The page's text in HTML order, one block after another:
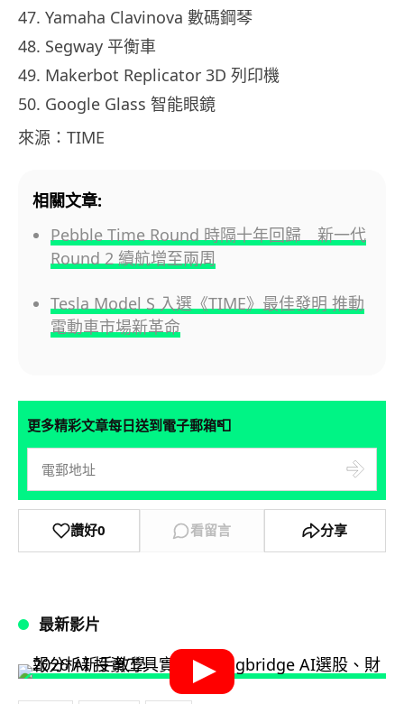
47. Yamaha Clavinova 數碼鋼琴
48. Segway 平衡車
49. Makerbot Replicator 3D 列印機
50. Google Glass 智能眼鏡
來源：TIME
相關文章:
Pebble Time Round 時隔十年回歸 新一代
Round 2 續航增至兩周
Tesla Model S 入選《TIME》最佳發明 推動
電動車市場新革命
更多精彩文章每日送到電子郵箱📮
讚好0 看留言 分享
最新影片